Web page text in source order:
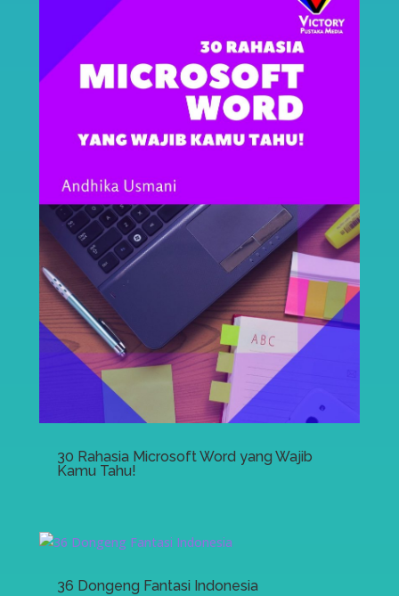
30 Rahasia Microsoft Word yang Wajib
Kamu Tahu!
36 Dongeng Fantasi Indonesia